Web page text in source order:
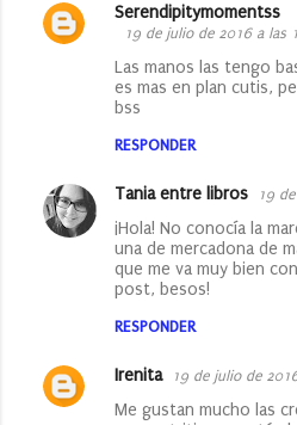
Serendipitymomentss
19 de julio de 2016 a las
Las manos las tengo
es mas en plan cutis,
bss
RESPONDER
Tania entre libros 19
¡Hola! No conocía la
una de mercadona de
que me va muy bien
post, besos!
RESPONDER
Irenita 19 de julio de
Me gustan mucho las